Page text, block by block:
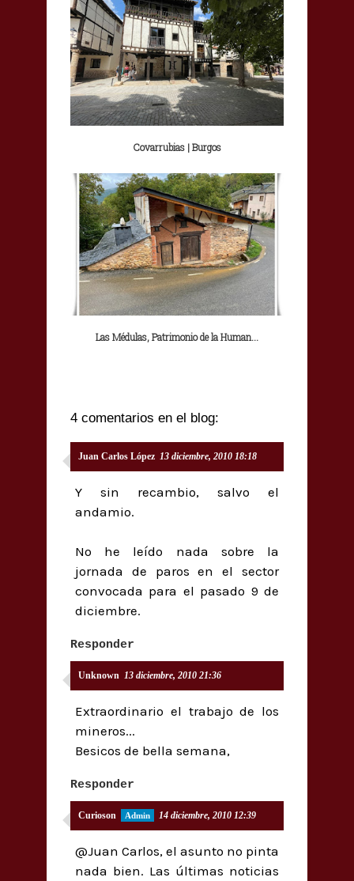
Covarrubias | Burgos
Las Médulas, Patrimonio de la Human...
4 comentarios en el blog:
Juan Carlos López 13 diciembre, 2010 18:18
Y sin recambio, salvo el
andamio.
No he leído nada sobre la
jornada de paros en el sector
convocada para el pasado 9 de
diciembre.
Responder
Unknown 13 diciembre, 2010 21:36
Extraordinario el trabajo de los
mineros...
Besicos de bella semana,
Responder
Curioson 14 diciembre, 2010 12:39
@Juan Carlos, el asunto no pinta
nada bien. Las últimas noticias